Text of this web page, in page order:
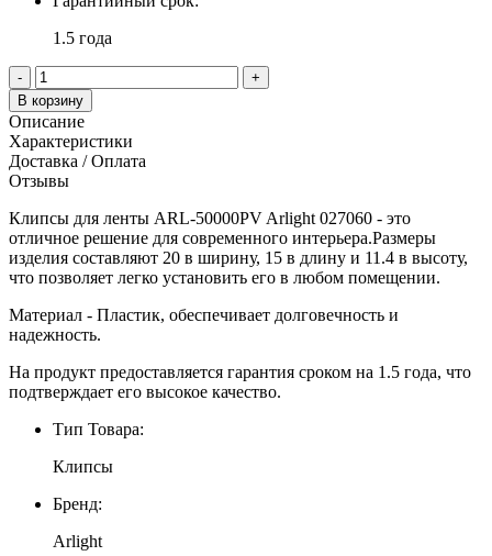
1.5 года
-
+
В корзину
Описание
Характеристики
Доставка / Оплата
Отзывы
Клипсы для ленты ARL-50000PV Arlight 027060 - это
отличное решение для современного интерьера.Размеры
изделия составляют 20 в ширину, 15 в длину и 11.4 в высоту,
что позволяет легко установить его в любом помещении.
Материал - Пластик, обеспечивает долговечность и
надежность.
На продукт предоставляется гарантия сроком на 1.5 года, что
подтверждает его высокое качество.
Тип Товара:
Клипсы
Бренд:
Arlight